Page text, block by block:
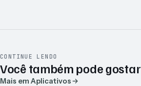
CONTINUE LENDO
Você também pode gostar
Mais em Aplicativos